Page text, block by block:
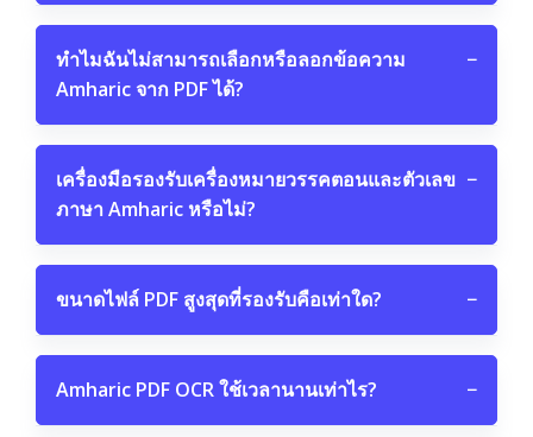
ทำไมฉันไม่สามารถเลือกหรือลอกข้อความ
Amharic จาก PDF ได้?
−
เครื่องมือรองรับเครื่องหมายวรรคตอนและตัวเลข
ภาษา Amharic หรือไม่?
−
ขนาดไฟล์ PDF สูงสุดที่รองรับคือเท่าใด? −
Amharic PDF OCR ใช้เวลานานเท่าไร? −